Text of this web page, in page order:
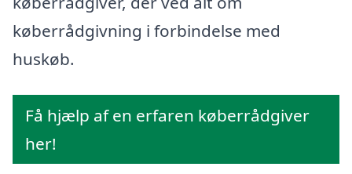
køberrådgivning i forbindelse med
huskøb.
Få hjælp af en erfaren køberrådgiver
her!